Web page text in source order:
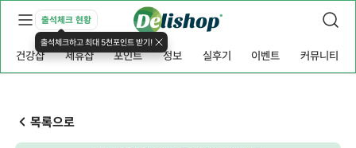
출석체크 현황
출석체크하고 최대 5천포인트 받기!
건강샵 제휴샵 포인트 정보 실후기 이벤트 커뮤니티
목록으로